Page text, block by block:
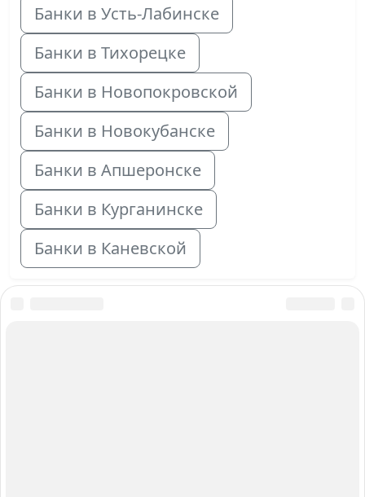
Банки в Усть-Лабинске
Банки в Тихорецке
Банки в Новопокровской
Банки в Новокубанске
Банки в Апшеронске
Банки в Курганинске
Банки в Каневской